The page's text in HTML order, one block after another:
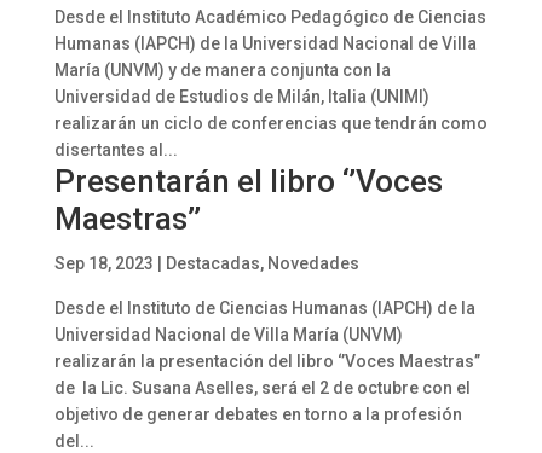
Desde el Instituto Académico Pedagógico de Ciencias
Humanas (IAPCH) de la Universidad Nacional de Villa
María (UNVM) y de manera conjunta con la
Universidad de Estudios de Milán, Italia (UNIMI)
realizarán un ciclo de conferencias que tendrán como
disertantes al...
Presentarán el libro ‘’Voces
Maestras’’
Sep 18, 2023 Destacadas, Novedades
Desde el Instituto de Ciencias Humanas (IAPCH) de la
Universidad Nacional de Villa María (UNVM)
realizarán la presentación del libro ‘’Voces Maestras’’
de la Lic. Susana Aselles, será el 2 de octubre con el
objetivo de generar debates en torno a la profesión
del...